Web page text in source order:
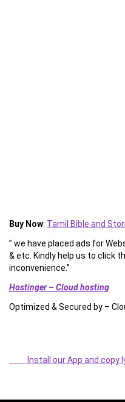
Buy Now: Tamil Bible and
” we have placed ads for
& etc. Kindly help us to click
inconvenience.”
Hostinger – Cloud hosting
Optimized & Secured by –
Install our App and copy